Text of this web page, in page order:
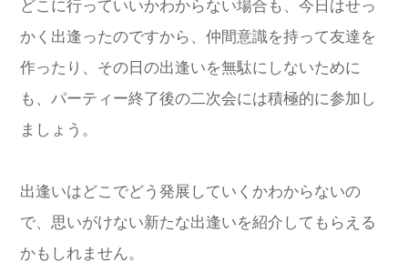
どこに行っていいかわからない場合も、今日はせっ
かく出逢ったのですから、仲間意識を持って友達を
作ったり、その日の出逢いを無駄にしないために
も、パーティー終了後の二次会には積極的に参加し
ましょう。
出逢いはどこでどう発展していくかわからないの
で、思いがけない新たな出逢いを紹介してもらえる
かもしれません。